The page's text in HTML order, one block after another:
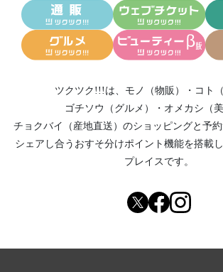
ツクツク!!!は、 モノ（物販） ・ コト
ゴチソウ（グルメ）
・ オメカシ（美
チョクバイ（産地直送） のショッピングと予約
シェアし合う おすそ分けポイント機能を搭載
プレイスです。